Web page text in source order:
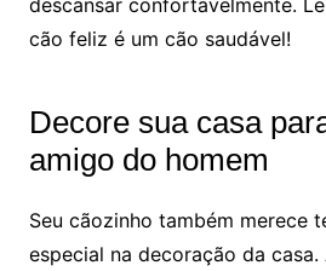
descansar confortavelmente.
cão feliz é um cão saudável!
Decore sua casa
amigo do homem
Seu cãozinho também merece
especial na decoração da